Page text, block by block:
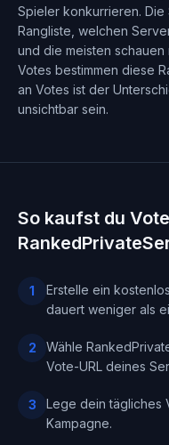
Spieler konkurrieren.
Rangliste, welchen
und die meisten
Votes bestimmen diese
an Votes ist der
unsichtbar sein.
So kaufst du
1
Erstelle ein
dauert weniger als
2
Wähle
Vote-URL deines
3
Lege dein tägliches
Kampagne.